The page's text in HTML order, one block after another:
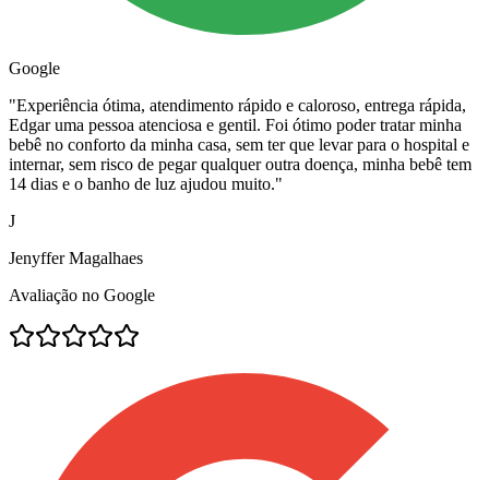
Google
"Experiência ótima, atendimento rápido e caloroso, entrega rápida,
Edgar uma pessoa atenciosa e gentil. Foi ótimo poder tratar minha
bebê no conforto da minha casa, sem ter que levar para o hospital e
internar, sem risco de pegar qualquer outra doença, minha bebê tem
14 dias e o banho de luz ajudou muito."
J
Jenyffer Magalhaes
Avaliação no Google